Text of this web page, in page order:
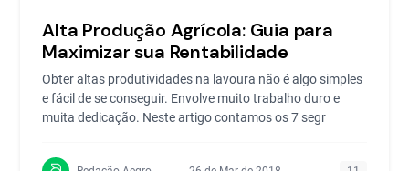
Alta Produção Agrícola: Guia para
Maximizar sua Rentabilidade
Obter altas produtividades na lavoura não é algo simples
e fácil de se conseguir. Envolve muito trabalho duro e
muita dedicação. Neste artigo contamos os 7 segr